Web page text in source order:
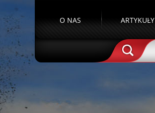
O NAS ARTYKUŁY